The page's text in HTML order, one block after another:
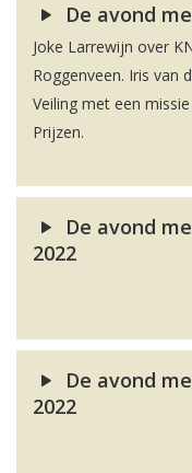
De avond
Joke Larrewijn over
Roggenveen. Iris van
Veiling met een
Prijzen.
De avond
2022
De avond
2022